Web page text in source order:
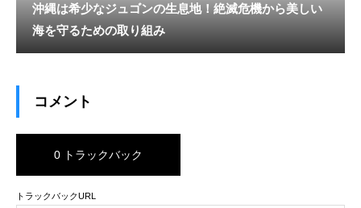
沖縄は希少なジュゴンの生息地！絶滅危機から美しい
海を守るための取り組み
コメント
0 トラックバック
トラックバックURL